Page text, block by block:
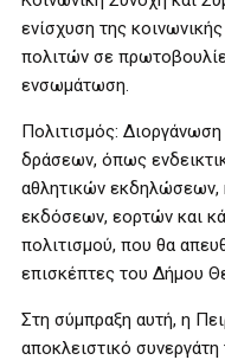
ενίσχυση της
πολιτών σε
ενσωμάτωση.
Πολιτισμός:
δράσεων, όπως
αθλητικών εκδηλώσεων,
εκδόσεων, εορτών και
πολιτισμού, που θα
επισκέπτες του Δήμου
Στη σύμπραξη αυτή, η
αποκλειστικό